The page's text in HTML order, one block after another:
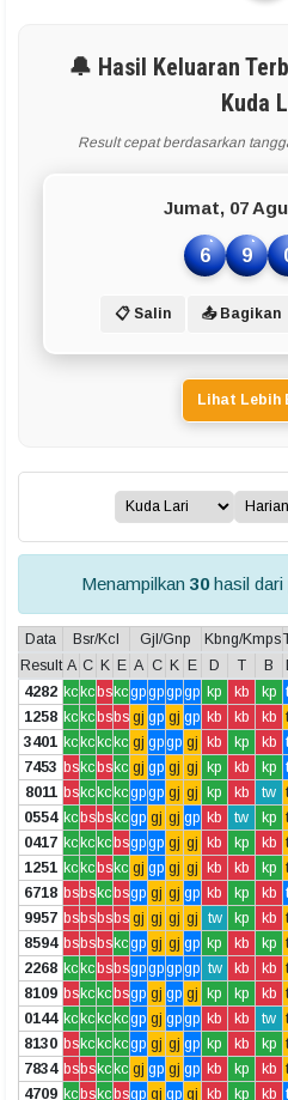
🔔 Hasil Keluaran
Kuda
Result cepat berdasarkan
Jumat, 07
6 9
📋 Salin 📤 Bagikan
Lihat Lebih
Menampilkan 30hasil dari
Data Bsr/Kcl Gjl/Gnp Kbng/Kmps
Result A C K E A C K E D T B
4282 kckcbskcgpgpgpgp kp kb kp
1258 kckcbsbs gj gp gj gp kb kb kb
3401 kckckckc gj gpgp gj kb kp kb
7453 bskcbskc gj gp gj gj kp kb kp
8011 bskckckcgpgp gj gj kp kb tw
0554 kcbsbskcgp gj gj gp kb tw kp
0417 kckckcbsgpgp gj gj kb kp kb
1251 kckcbskc gj gp gj gj kb kb kp
6718 bsbskcbsgp gj gj gp kb kp kb
9957 bsbsbsbs gj gj gj gj tw kp kb
8594 bsbsbskcgp gj gj gp kp kb kp
2268 kckcbsbsgpgpgpgp tw kb kb
8109 bskckcbsgp gj gp gj kp kp kb
0144 kckckckcgp gj gpgp kb kb tw
8130 bskckckcgp gj gj gp kp kb kp
7834 bsbskckc gj gp gj gp kb kp kb
4709 kcbskcbsgp gj gp gj kb kp kb